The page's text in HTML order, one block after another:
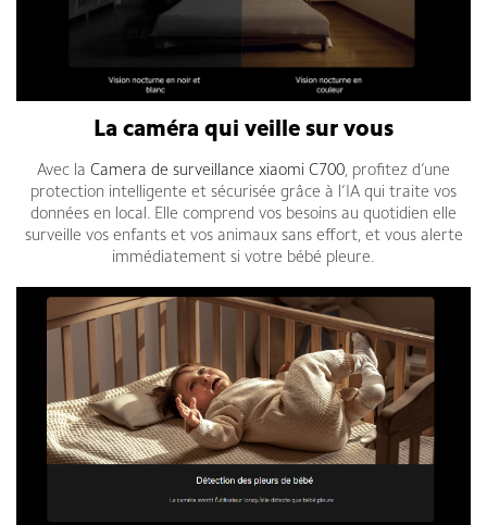
La caméra qui veille sur vous
Avec la Camera de surveillance xiaomi C700, profitez d’une
protection intelligente et sécurisée grâce à l’IA qui traite vos
données en local. Elle comprend vos besoins au quotidien elle
surveille vos enfants et vos animaux sans effort, et vous alerte
immédiatement si votre bébé pleure.